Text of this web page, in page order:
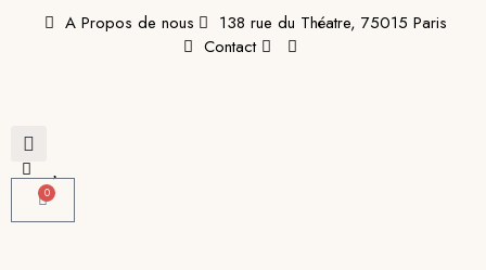
A Propos de nous
138 rue du Théatre, 75015 Paris
Contact
0